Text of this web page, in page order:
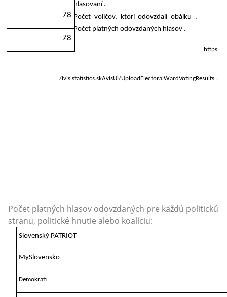
78
78
hlasovaní .
Počet voličov, ktorí odovzdali obálku .
Počet platných odovzdaných hlasov .
https:
/ivis.statistics.skAvisUi/UploadElectoralWardVotingResults...
Počet platných hlasov odovzdaných pre každú politickú
stranu, politické hnutie alebo koalíciu:
Slovenský PATRIOT
MySlovensko
Demokrati